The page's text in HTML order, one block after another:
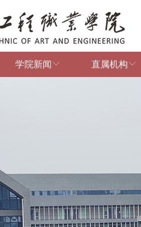
学院新闻 直属机构